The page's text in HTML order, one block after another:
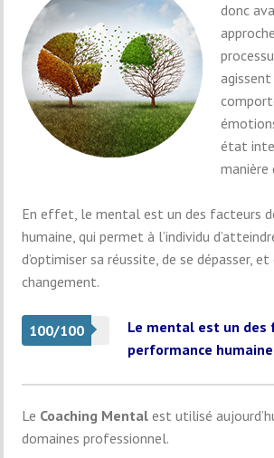
donc
état
manière
En effet, le mental est un des facteurs
humaine, qui permet à l’individu
d’optimiser sa réussite, de se dépasser, et
changement.
100/100
Le mental est un des
performance
Le Coaching Mental est utilisé
domaines professionnel.